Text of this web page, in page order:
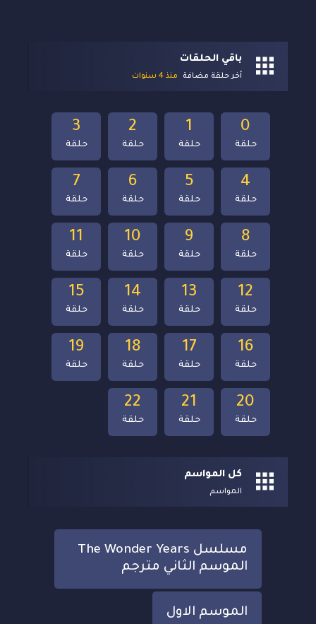
باقي الحلقات
آخر حلقة مضافة منذ 4 سنوات
22
حلقة
21
حلقة
20
حلقة
19
حلقة
18
حلقة
17
حلقة
16
حلقة
15
حلقة
14
حلقة
13
حلقة
12
حلقة
11
حلقة
10
حلقة
9
حلقة
8
حلقة
7
حلقة
6
حلقة
5
حلقة
4
حلقة
3
حلقة
2
حلقة
1
حلقة
0
حلقة
كل المواسم
المواسم
مسلسل The Wonder Years
الموسم الثاني مترجم
الموسم الاول